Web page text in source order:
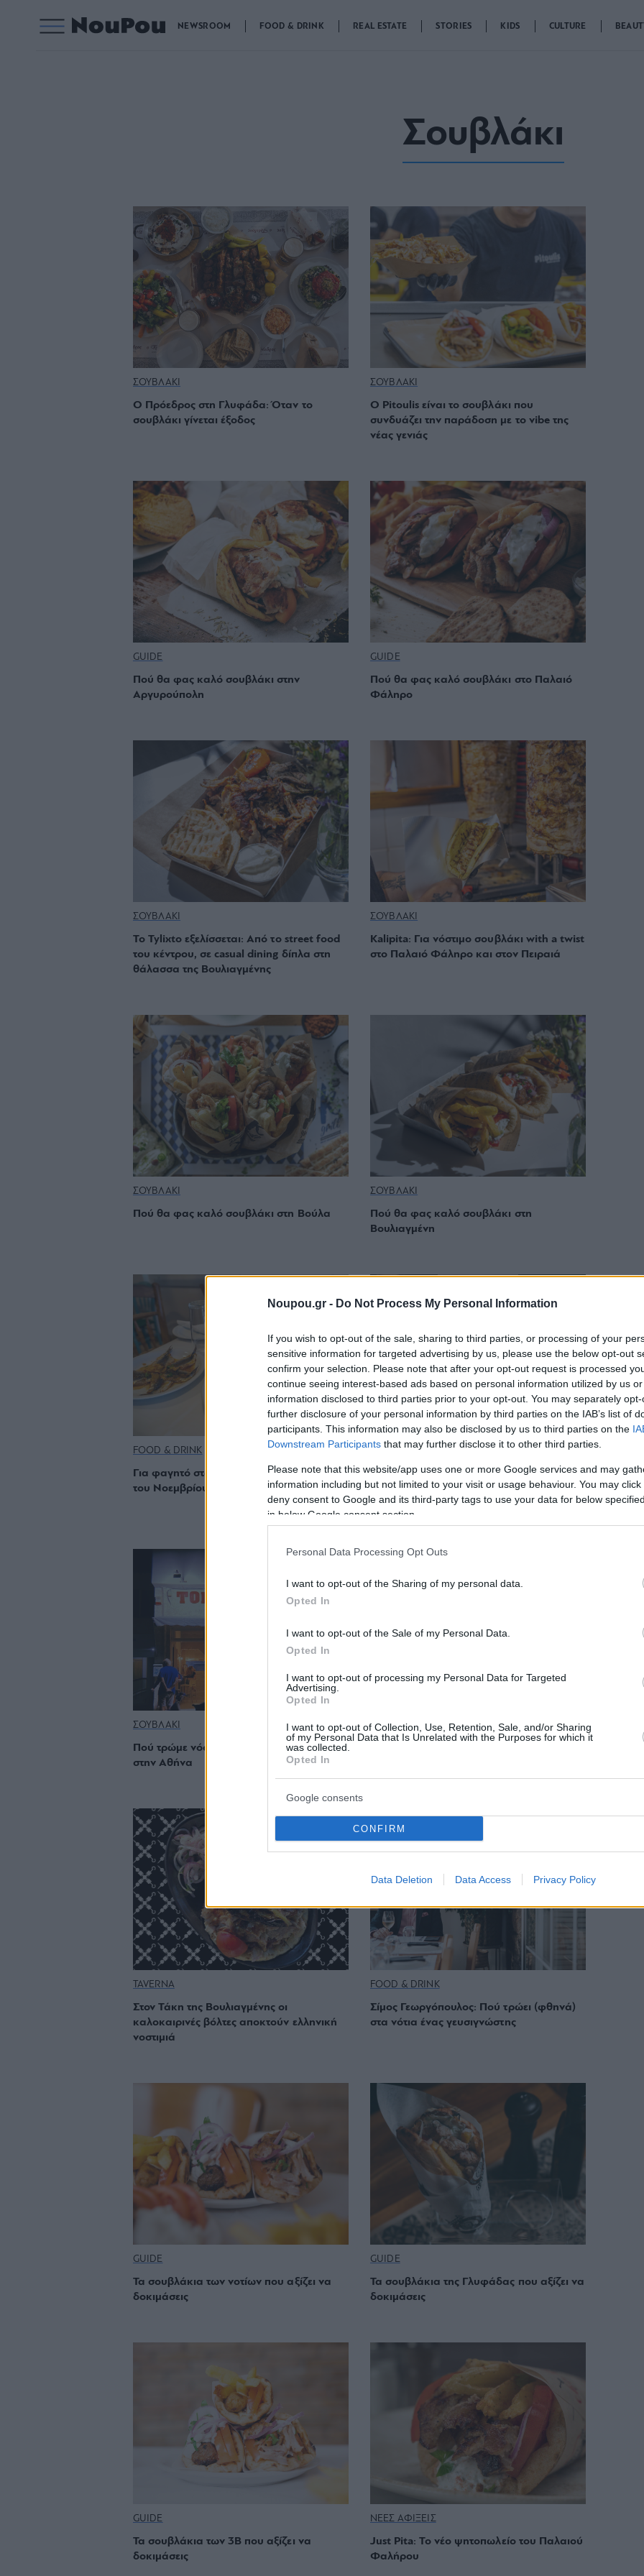
Noupou.gr - Do Not Process My Personal Information
If you wish to opt-out of the sale, sharing to third parties, or processing of your
sensitive information for targeted advertising by us, please use the below opt-out
confirm your selection. Please note that after your opt-out request is processed
continue seeing interest-based ads based on personal information utilized by us
information disclosed to third parties prior to your opt-out. You may separately
further disclosure of your personal information by third parties on the IAB’s list of
participants. This information may also be disclosed by us to third parties on the
Downstream Participants that may further disclose it to other third parties.
Please note that this website/app uses one or more Google services and may
information including but not limited to your visit or usage behaviour. You may
deny consent to Google and its third-party tags to use your data for below
in below Google consent section.
Personal Data Processing Opt Outs
I want to opt-out of the Sharing of my personal data.
Opted In
I want to opt-out of the Sale of my Personal Data.
Opted In
I want to opt-out of processing my Personal Data for Targeted
Advertising.
Opted In
I want to opt-out of Collection, Use, Retention, Sale, and/or Sharing
of my Personal Data that Is Unrelated with the Purposes for which it
was collected.
Opted In
Google consents
CONFIRM
Data Deletion Data Access Privacy Policy
NEWSROOM FOOD & DRINK REAL ESTATE STORIES KIDS CULTURE
Σουβλάκι
ΣΟΥΒΛΑΚΙ
Ο Πρόεδρος στη Γλυφάδα: Όταν το
σουβλάκι γίνεται έξοδος
ΣΟΥΒΛΑΚΙ
Ο Pitoulis είναι το σουβλάκι που
συνδυάζει την παράδοση με το vibe της
νέας γενιάς
GUIDE
Πού θα φας καλό σουβλάκι στην
Αργυρούπολη
GUIDE
Πού θα φας καλό σουβλάκι στo Παλαιό
Φάληρο
ΣΟΥΒΛΑΚΙ
Το Tylixto εξελίσσεται: Από το street food
του κέντρου, σε casual dining δίπλα στη
θάλασσα της Βουλιαγμένης
ΣΟΥΒΛΑΚΙ
Kalipita: Για νόστιμο σουβλάκι with a twist
στο Παλαιό Φάληρο και στον Πειραιά
ΣΟΥΒΛΑΚΙ
Πού θα φας καλό σουβλάκι στη Βούλα
ΣΟΥΒΛΑΚΙ
Πού θα φας καλό σουβλάκι στη
Βουλιαγμένη
FOOD & DRINK
Για φαγητό στα νότια: Τα value for money
του Νοεμβρίου
ADVERTORIALS
Από το 1981 στη Νέστορος 21: Το
ψητοπωλείο που είδε το Φάληρο να
μεγαλώνει
ΣΟΥΒΛΑΚΙ
Πού τρώμε νόστιμο, αυθεντικό κεμπάπ
στην Αθήνα
GUIDE
TAVERNA
Στον Τάκη της Βουλιαγμένης οι
καλοκαιρινές βόλτες αποκτούν ελληνική
νοστιμιά
FOOD & DRINK
Σίμος Γεωργόπουλος: Πού τρώει (φθηνά)
στα νότια ένας γευσιγνώστης
GUIDE
Τα σουβλάκια των νοτίων που αξίζει να
δοκιμάσεις
GUIDE
Τα σουβλάκια της Γλυφάδας που αξίζει να
δοκιμάσεις
GUIDE
Τα σουβλάκια των 3Β που αξίζει να
δοκιμάσεις
ΝΕΕΣ ΑΦΙΞΕΙΣ
Just Pita: Το νέο ψητοπωλείο του Παλαιού
Φαλήρου